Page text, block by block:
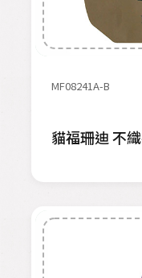
MF08241A-B
貓福珊迪 不